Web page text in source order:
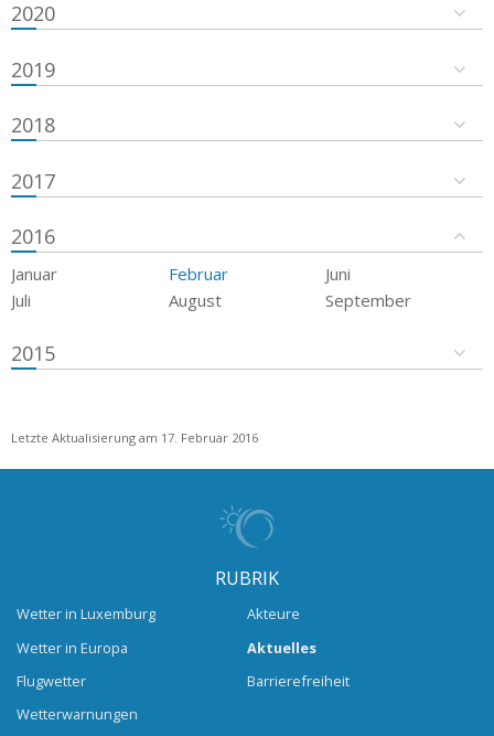
2020
2019
2018
2017
2016
Januar Februar
Juni
Juli
August September
2015
Letzte Aktualisierung am 17. Februar 2016
RUBRIK
Wetter in Luxemburg
Wetter in Europa
Flugwetter
Wetterwarnungen
Akteure
Aktuelles
Barrierefreiheit